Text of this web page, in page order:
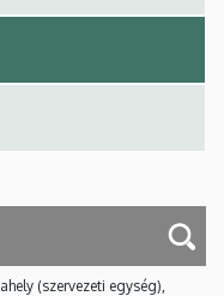
(szervezeti egység),